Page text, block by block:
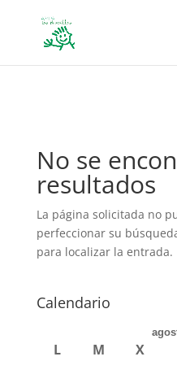
No se
resultados
La página solicitada no
perfeccionar su
para localizar la entrada.
Calendario
L M X